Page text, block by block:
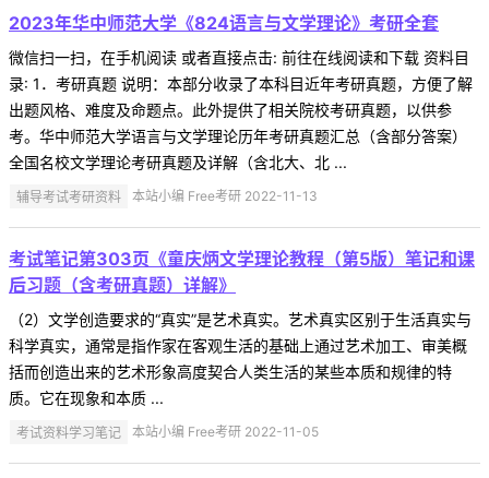
2023年华中师范大学《824语言与文学理论》考研全套
微信扫一扫，在手机阅读 或者直接点击: 前往在线阅读和下载 资料目
录: 1．考研真题 说明：本部分收录了本科目近年考研真题，方便了解
出题风格、难度及命题点。此外提供了相关院校考研真题，以供参
考。华中师范大学语言与文学理论历年考研真题汇总（含部分答案）
全国名校文学理论考研真题及详解（含北大、北 ...
辅导考试考研资料 本站小编 Free考研 2022-11-13
考试笔记第303页《童庆炳文学理论教程（第5版）笔记和课
后习题（含考研真题）详解》
（2）文学创造要求的“真实”是艺术真实。艺术真实区别于生活真实与
科学真实，通常是指作家在客观生活的基础上通过艺术加工、审美概
括而创造出来的艺术形象高度契合人类生活的某些本质和规律的特
质。它在现象和本质 ...
考试资料学习笔记 本站小编 Free考研 2022-11-05